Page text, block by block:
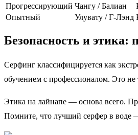
Прогрессирующий Чангу / Балиан
Опытный
Улувату / Г-Лэнд
Безопасность и
Серфинг классифицируется как
обучением с профессионалом. Это не
Этика на лайнапе — основа всего.
Помните, что лучший серфер в воде —